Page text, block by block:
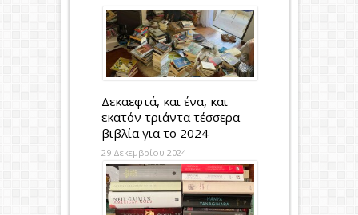
Δεκαεφτά, και ένα, και
εκατόν τριάντα τέσσερα
βιβλία για το 2024
29 Δεκεμβρίου 2024